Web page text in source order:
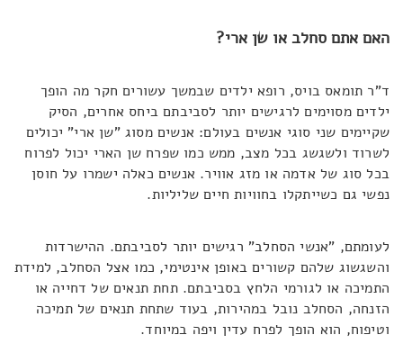
האם אתם סחלב או שן ארי?
ד"ר תומאס בויס, רופא ילדים שבמשך עשורים חקר מה הופך
ילדים מסוימים לרגישים יותר לסביבתם ביחס אחרים, הסיק
שקיימים שני סוגי אנשים בעולם: אנשים מסוג "שן ארי" יכולים
לשרוד ולשגשג בכל מצב, ממש כמו שפרח שן הארי יכול לפרוח
בכל סוג של אדמה או מזג אוויר. אנשים כאלה ישמרו על חוסן
נפשי גם כשייתקלו בחוויות חיים שליליות.
לעומתם, "אנשי הסחלב" רגישים יותר לסביבתם. ההישרדות
והשגשוג שלהם קשורים באופן אינטימי, כמו אצל הסחלב, למידת
התמיכה או לגורמי הלחץ בסביבתם. תחת תנאים של דחייה או
הזנחה, הסחלב נובל במהירות, בעוד שתחת תנאים של תמיכה
וטיפוח, הוא הופך לפרח עדין ויפה במיוחד.